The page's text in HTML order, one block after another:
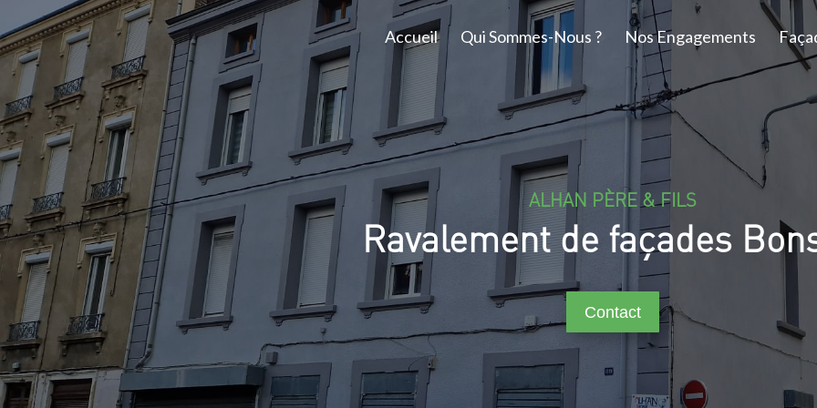
Accueil Qui Sommes-Nous ? Nos Engagements
ALHAN PÈRE & FILS
Ravalement de façades
Contact